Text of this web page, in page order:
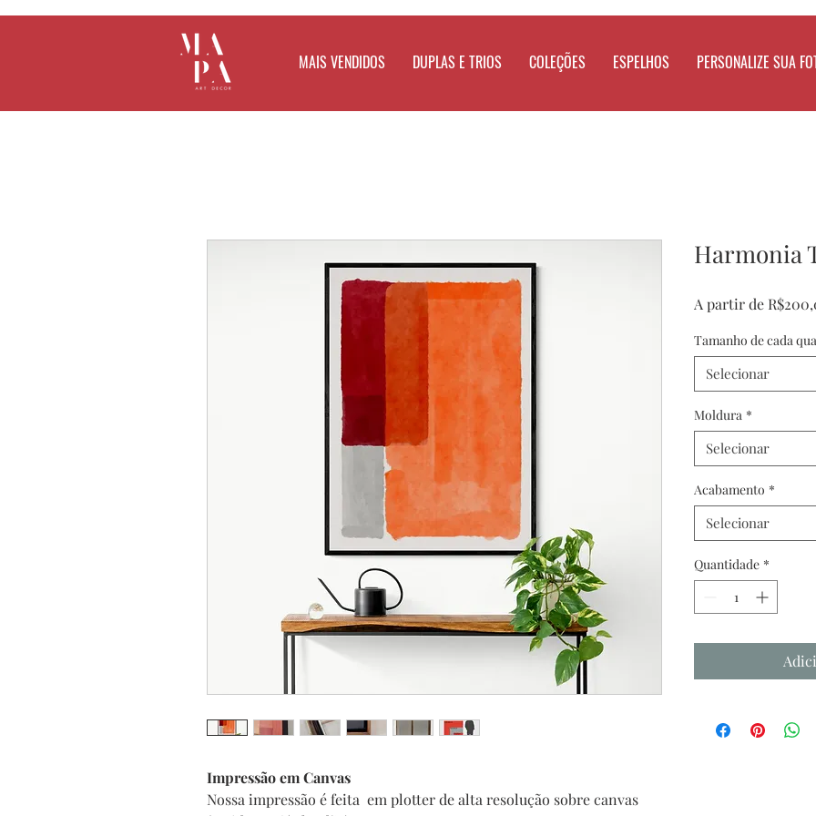
MAIS VENDIDOS DUPLAS E TRIOS COLEÇÕES ESPELHOS PERSONALIZE SUA
Impressão em Canvas
Nossa impressão é feita em plotter de alta resolução sobre canvas
Harmonia
A partir de
Tamanho de cada
Selecionar
Moldura *
Selecionar
Acabamento *
Selecionar
Quantidade *